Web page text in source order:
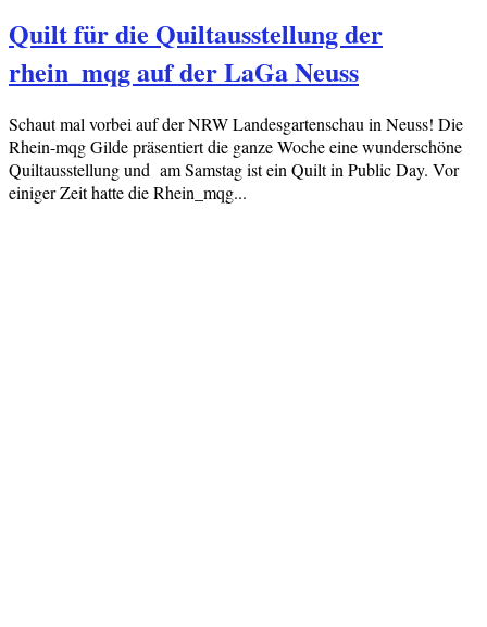
Quilt für die Quiltausstellung der
rhein_mqg auf der LaGa Neuss
Schaut mal vorbei auf der NRW Landesgartenschau in Neuss! Die
Rhein-mqg Gilde präsentiert die ganze Woche eine wunderschöne
Quiltausstellung und am Samstag ist ein Quilt in Public Day. Vor
einiger Zeit hatte die Rhein_mqg...